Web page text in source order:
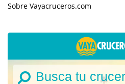
Sobre Vayacruceros.com
Busca tu